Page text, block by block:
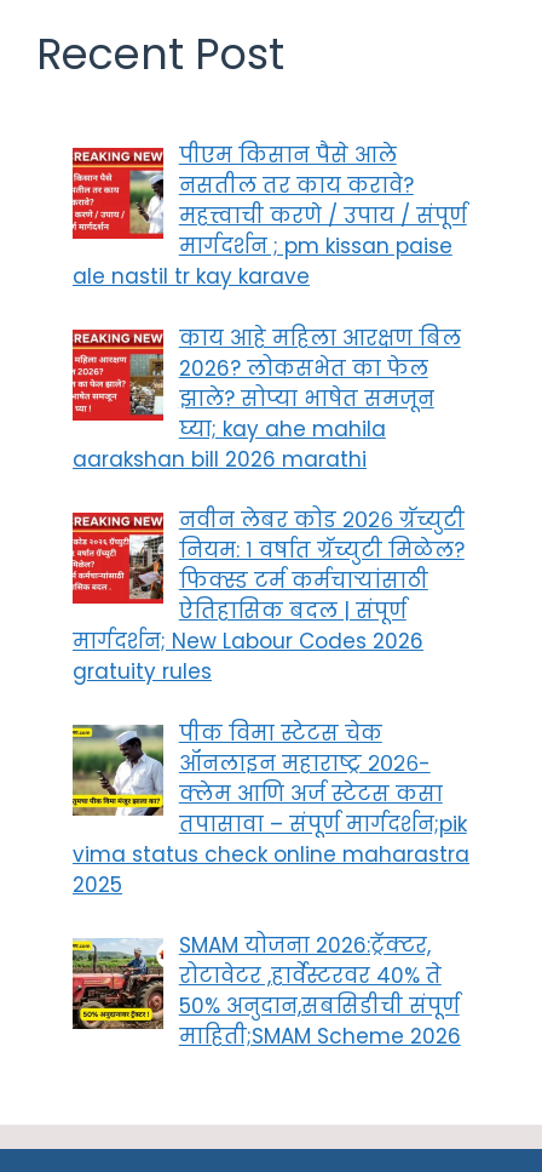
Recent Post
पीएम किसान पैसे आले
नसतील तर काय करावे?
महत्त्वाची करणे / उपाय / संपूर्ण
मार्गदर्शन ; pm kissan paise
ale nastil tr kay karave
काय आहे महिला आरक्षण बिल
2026? लोकसभेत का फेल
झाले? सोप्या भाषेत समजून
घ्या; kay ahe mahila
aarakshan bill 2026 marathi
नवीन लेबर कोड २०२६ ग्रॅच्युटी
नियम: १ वर्षात ग्रॅच्युटी मिळेल?
फिक्स्ड टर्म कर्मचाऱ्यांसाठी
ऐतिहासिक बदल | संपूर्ण
मार्गदर्शन; New Labour Codes 2026
gratuity rules
पीक विमा स्टेटस चेक
ऑनलाइन महाराष्ट्र २०२६-
क्लेम आणि अर्ज स्टेटस कसा
तपासावा – संपूर्ण मार्गदर्शन;pik
vima status check online maharastra
2025
SMAM योजना 2026:ट्रॅक्टर,
रोटावेटर ,हार्वेस्टरवर 40% ते
50% अनुदान,सबसिडीची संपूर्ण
माहिती;SMAM Scheme 2026